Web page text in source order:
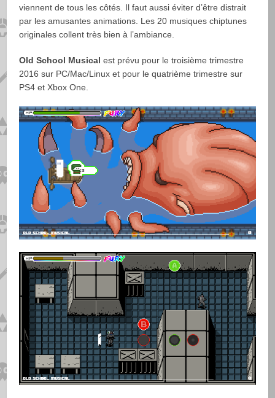
viennent de tous les côtés. Il faut aussi éviter d’être distrait
par les amusantes animations. Les 20 musiques chiptunes
originales collent très bien à l’ambiance.
Old School Musical est prévu pour le troisième trimestre
2016 sur PC/Mac/Linux et pour le quatrième trimestre sur
PS4 et Xbox One.